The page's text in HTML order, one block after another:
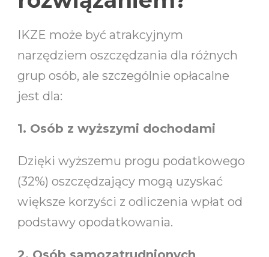
IKZE może być atrakcyjnym
narzędziem oszczędzania dla różnych
grup osób, ale szczególnie opłacalne
jest dla:
1. Osób z wyższymi dochodami
Dzięki wyższemu progu podatkowego
(32%) oszczędzający mogą uzyskać
większe korzyści z odliczenia wpłat od
podstawy opodatkowania.